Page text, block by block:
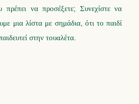
πρέπει να προσέξετε; Συνεχίστε να
μια λίστα με σημάδια, ότι το παιδί
στην τουαλέτα.